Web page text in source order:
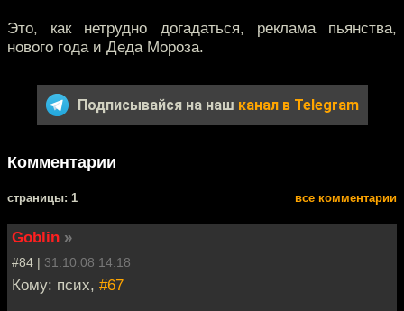
Это, как нетрудно догадаться, реклама пьянства,
нового года и Деда Мороза.
Подписывайся на наш канал в Telegram
Комментарии
cтраницы: 1 все комментарии
Goblin »
#84 | 31.10.08 14:18
Кому: псих, #67